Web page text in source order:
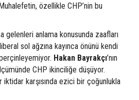
özellikle CHP’nin bu
gelenleri anlama konusunda zaafları
sol ağzına kayınca önünü kendi
Hakan Bayrakçı’nın
CHP ikinciliğe düşüyor.
karşısında ezici bir çoğunlukla